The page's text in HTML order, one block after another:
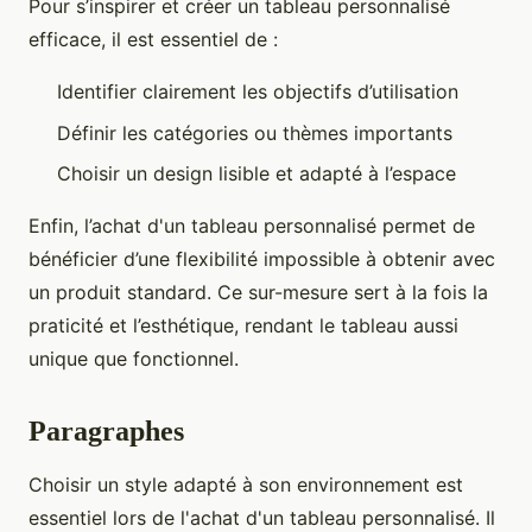
Pour s’inspirer et créer un tableau personnalisé
efficace, il est essentiel de :
Identifier clairement les objectifs d’utilisation
Définir les catégories ou thèmes importants
Choisir un design lisible et adapté à l’espace
Enfin, l’achat d'un tableau personnalisé permet de
bénéficier d’une flexibilité impossible à obtenir avec
un produit standard. Ce sur-mesure sert à la fois la
praticité et l’esthétique, rendant le tableau aussi
unique que fonctionnel.
Paragraphes
Choisir un style adapté à son environnement est
essentiel lors de l'achat d'un tableau personnalisé. Il